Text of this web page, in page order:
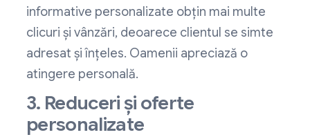
informative personalizate obțin mai multe
clicuri și vânzări, deoarece clientul se simte
adresat și înțeles. Oamenii apreciază o
atingere personală.
3. Reduceri și oferte
personalizate